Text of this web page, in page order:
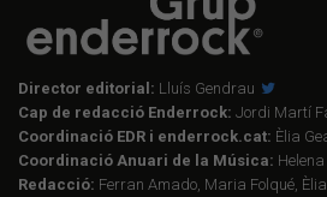
Director editorial: Lluís Gendrau
Cap de redacció Enderrock: Jordi Martí
Coordinació EDR i enderrock.cat: Èlia
Coordinació Anuari de la Música:
Redacció: Ferran Amado, Maria Folqué,